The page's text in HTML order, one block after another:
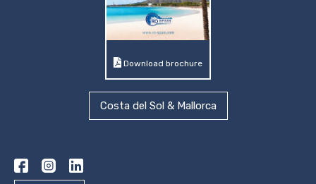
Download brochure
Costa del Sol & Mallorca